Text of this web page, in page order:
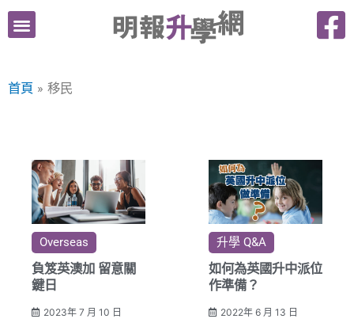
跳
內首頁 移民
Overseas
負笈英澳加 留意關
鍵日
2023年 7 月 10 日
升學 Q&A
如何為英國升中派位
作準備？
2022年 6 月 13 日